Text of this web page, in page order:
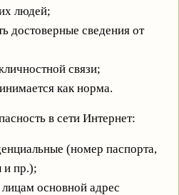
людей;
достоверные сведения от
связи;
как норма.
в сети Интернет:
(номер паспорта,
и пр.);
основной адрес